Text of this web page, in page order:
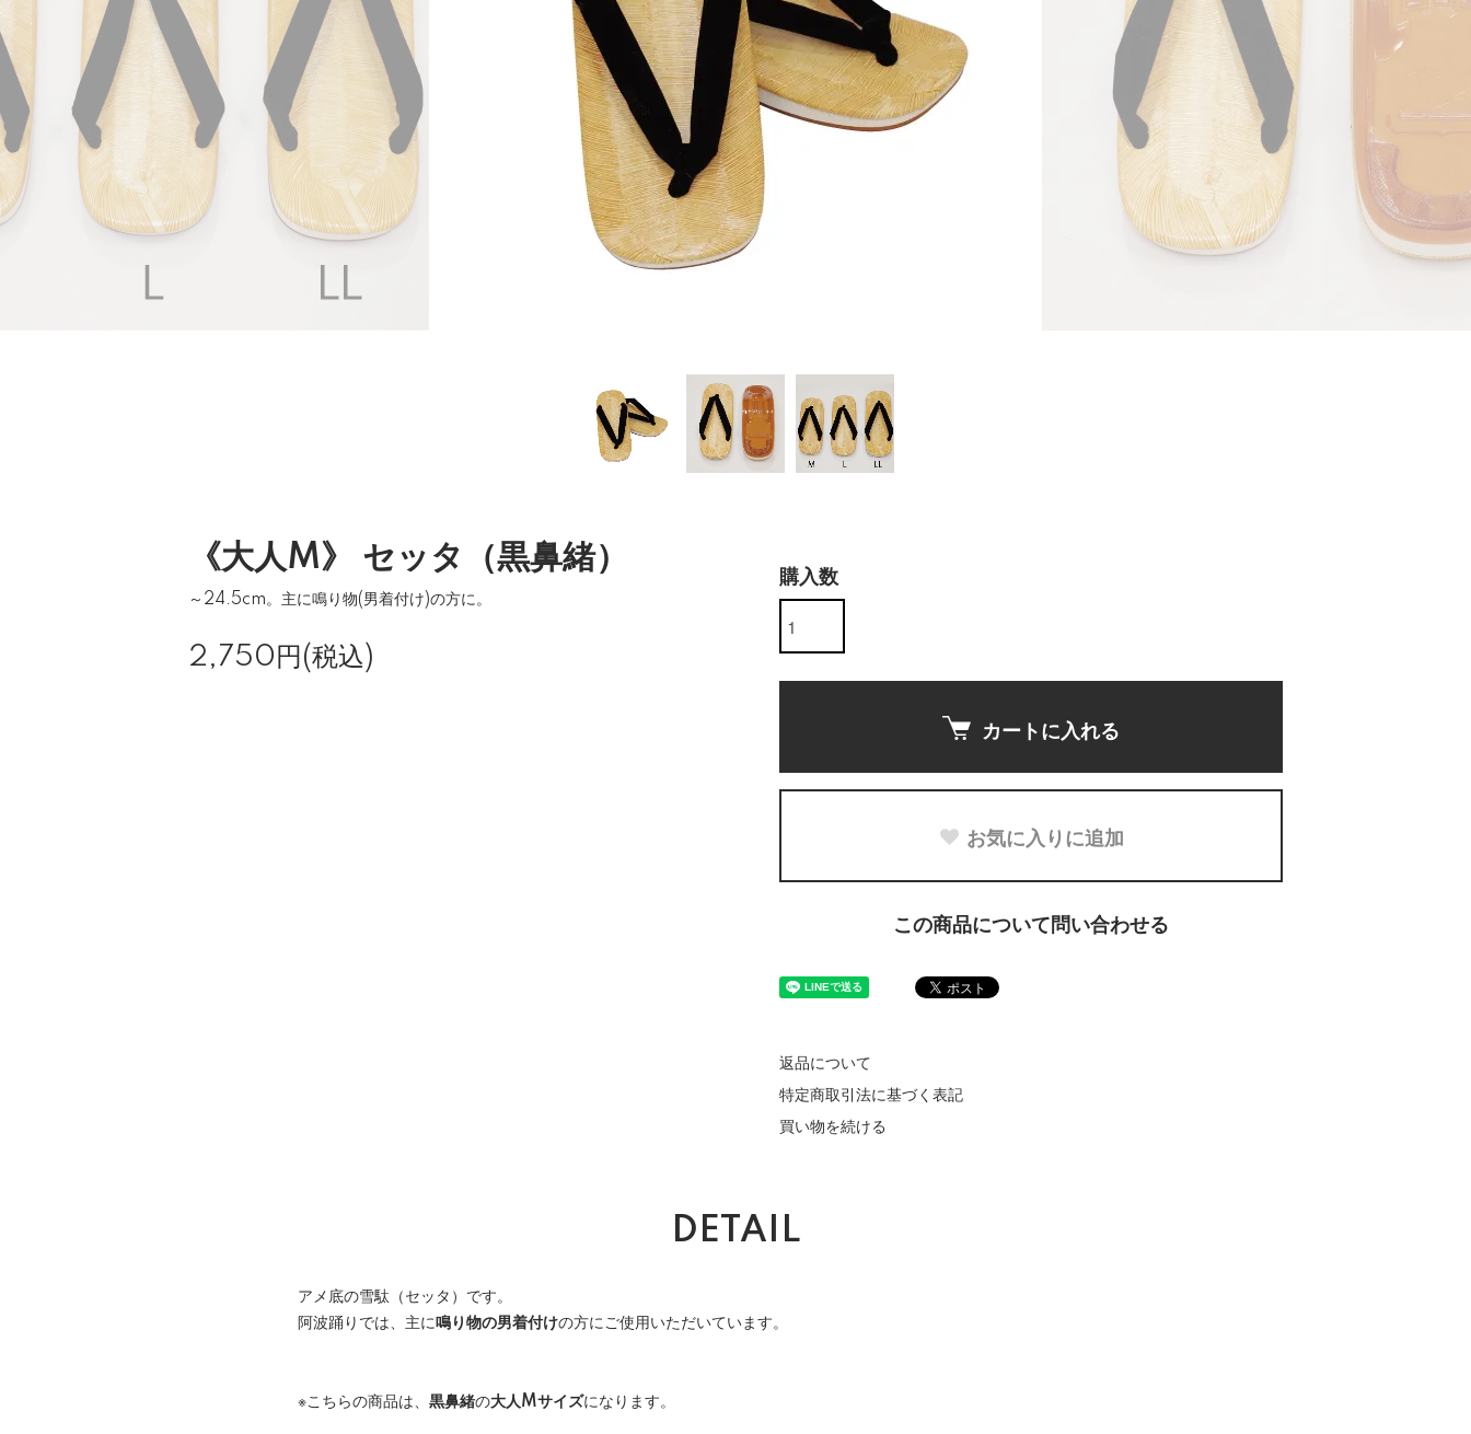
《大人M》 セッタ（黒鼻緒）
～24.5cm。主に鳴り物(男着付け)の方に。
2,750円(税込)
購入数
カートに入れる
お気に入りに追加
この商品について問い合わせる
返品について
特定商取引法に基づく表記
買い物を続ける
DETAIL
アメ底の雪駄（セッタ）です。
阿波踊りでは、主に鳴り物の男着付けの方にご使用いただいています。
※こちらの商品は、 黒鼻緒の大人Mサイズになります。